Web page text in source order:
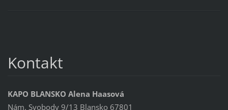
Kontakt
KAPO BLANSKO Alena Haasová
Nám. Svobody 9/13 Blansko 67801